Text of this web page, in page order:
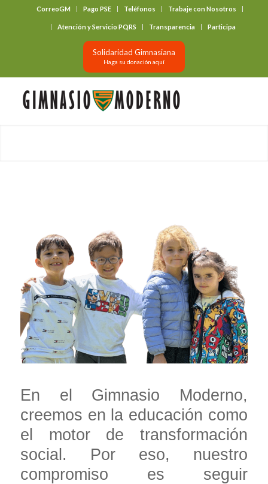
CorreoGM Pago PSE Teléfonos Trabaje con Nosotros
Atención y Servicio PQRS Transparencia Participa
Solidaridad Gimnasiana
Haga su donación aquí
En el Gimnasio Moderno,
creemos en la educación como
el motor de transformación
social. Por eso, nuestro
compromiso es seguir